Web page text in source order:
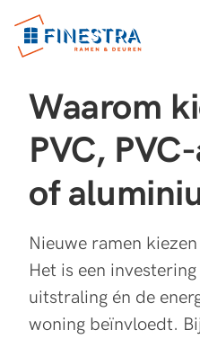
Waarom
PVC,
of
Nieuwe ramen
Het is een
uitstraling én de
woning beïnvloedt.